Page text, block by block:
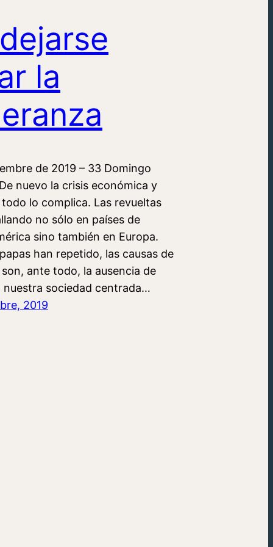
la
de 2019 – 33 Domingo
nuevo la crisis económica y
lo complica. Las revueltas
no sólo en países de
sino también en Europa.
han repetido, las causas de
ante todo, la ausencia de
nuestra sociedad centrada…
2019